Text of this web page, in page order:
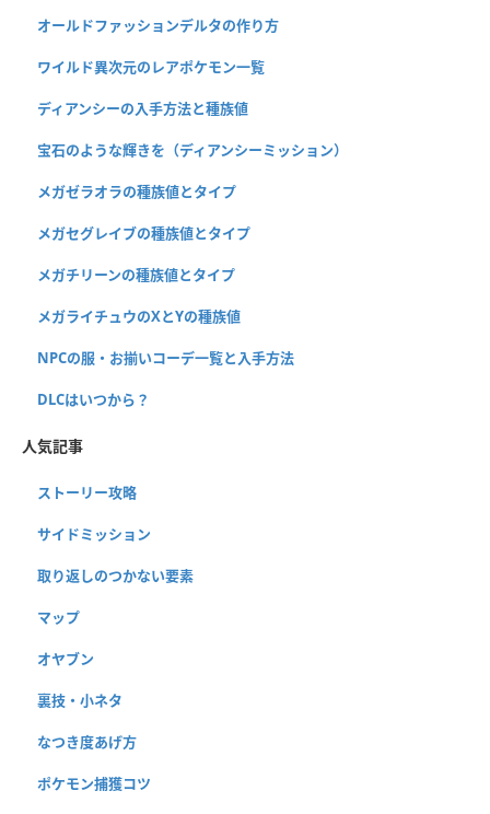
オールドファッションデルタの作り方
ワイルド異次元のレアポケモン一覧
ディアンシーの入手方法と種族値
宝石のような輝きを（ディアンシーミッション）
メガゼラオラの種族値とタイプ
メガセグレイブの種族値とタイプ
メガチリーンの種族値とタイプ
メガライチュウのXとYの種族値
NPCの服・お揃いコーデ一覧と入手方法
DLCはいつから？
人気記事
ストーリー攻略
サイドミッション
取り返しのつかない要素
マップ
オヤブン
裏技・小ネタ
なつき度あげ方
ポケモン捕獲コツ